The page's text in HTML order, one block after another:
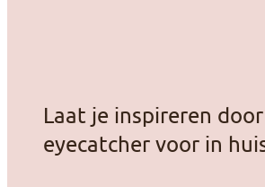
Laat je inspireren
eyecatcher voor in